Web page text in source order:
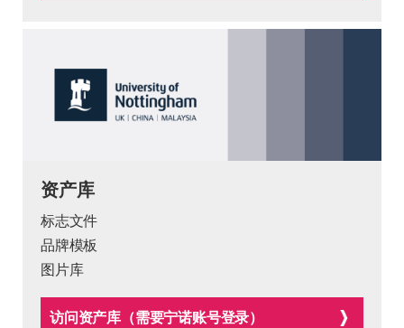
资产库
标志文件
品牌模板
图片库
访问资产库（需要宁诺账号登录）